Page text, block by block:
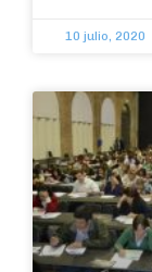
10 julio, 2020